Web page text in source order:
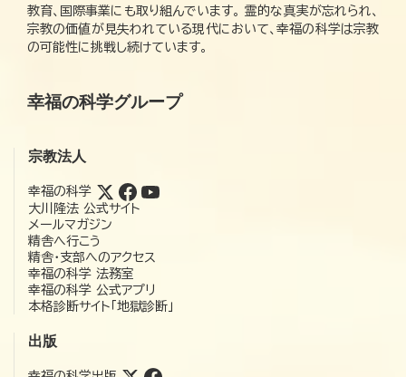
教育、国際事業にも取り組んでいます。 霊的な真実が忘れられ、
宗教の価値が見失われている現代において、幸福の科学は宗教
の可能性に挑戦し続けています。
幸福の科学グループ
宗教法人
幸福の科学
大川隆法 公式サイト
メールマガジン
精舎へ行こう
精舎・支部へのアクセス
幸福の科学 法務室
幸福の科学 公式アプリ
本格診断サイト「地獄診断」
出版